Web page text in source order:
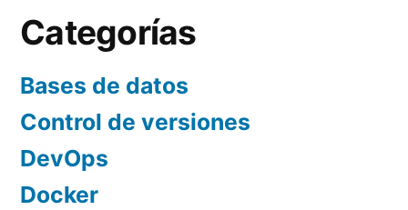
Categorías
Bases de datos
Control de versiones
DevOps
Docker